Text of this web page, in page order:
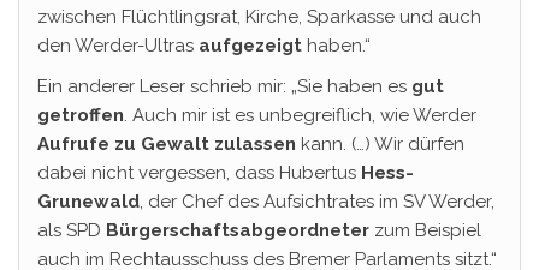
zwischen Flüchtlingsrat, Kirche, Sparkasse und auch
den Werder-Ultras aufgezeigt haben.“
Ein anderer Leser schrieb mir: „Sie haben es gut
getroffen. Auch mir ist es unbegreiflich, wie Werder
Aufrufe zu Gewalt zulassen kann. (…) Wir dürfen
dabei nicht vergessen, dass Hubertus Hess-
Grunewald, der Chef des Aufsichtrates im SV Werder,
als SPD Bürgerschaftsabgeordneter zum Beispiel
auch im Rechtausschuss des Bremer Parlaments sitzt.“